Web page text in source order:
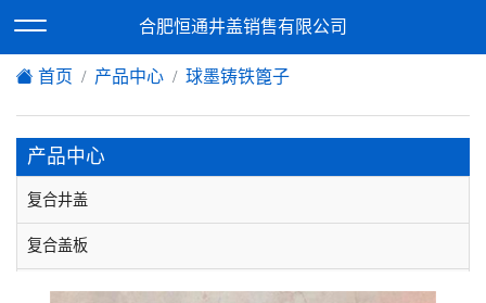
欢迎访问合肥恒通井盖销售有限公司网站！
合肥恒通井盖销售有限公司
首页 产品中心 球墨铸铁篦子
产品中心
复合井盖
复合盖板
复合篦子